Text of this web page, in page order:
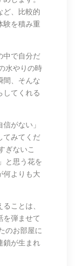
ど、比較的
験を積み重
中で自分だ
水やりの時
間、そんな
してくれる
がない」
てみてくだ
ぎないこ
と思う花を
何よりも大
ことは、
を弾ませて
のお部屋に
鎖が生まれ